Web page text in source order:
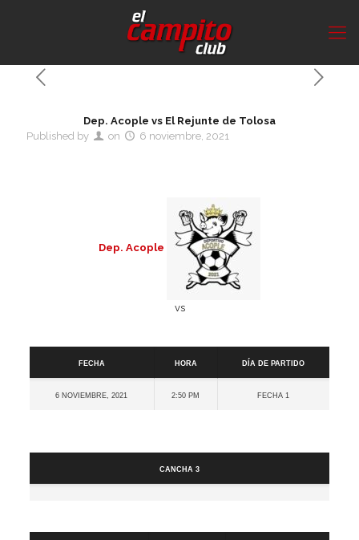
Dep. Acople vs El Rejunte de Tolosa
Published by
on 6 noviembre, 2021
Dep. Acople
vs
Fecha
Hora Día de partido
6 noviembre, 2021 2:50 pm Fecha 1
Cancha 3